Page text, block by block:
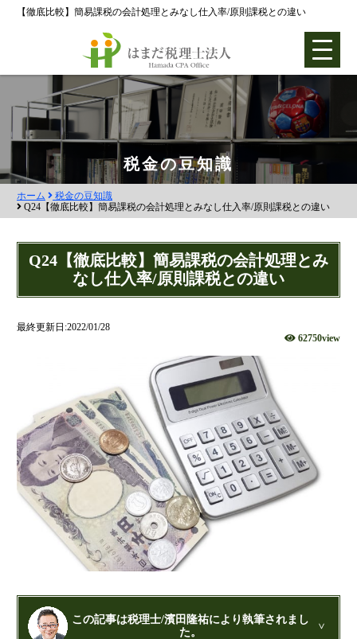
【徹底比較】簡易課税の会計処理とみなし仕入率/原則課税との違い
ホーム
各種支援業務
会社設立支援
会社設立0円プラン
株式会社設立
合同会社設立
NPO法人設立
当事務所に依頼するメリット
経営革新計画取得支援
経営革新計画の内容
計画を立てることで見えてくるもの
承認のメリット
承認要件
留意事項
当税理士法人のサービス
資金調達支援
税金の豆知識
ホーム
税金の豆知識
Q24【徹底比較】簡易課税の会計処理とみなし仕入率/原則課税との違い
Q24【徹底比較】簡易課税の会計処理とみ
なし仕入率/原則課税との違い
最終更新日:2022/01/28
62750view
この記事は税理士/濱田隆祐により執筆されまし
た。